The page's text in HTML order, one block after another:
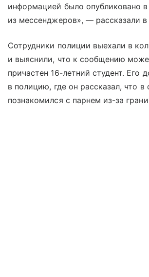
информацией было опубликовано
из мессенджеров», — рассказали
Сотрудники полиции выехали в
и выяснили, что к сообщению
причастен 16-летний студент. Его
в полицию, где он рассказал, что в
познакомился с парнем из-за